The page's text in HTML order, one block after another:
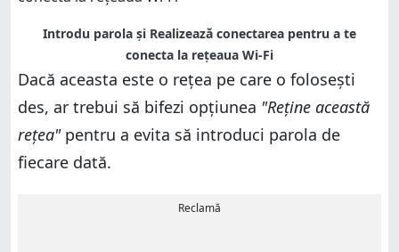
Introdu parola și Realizează conectarea pentru a te
conecta la rețeaua Wi-Fi
Dacă aceasta este o rețea pe care o folosești
des, ar trebui să bifezi opțiunea "Reține această
rețea"pentru a evita să introduci parola de
fiecare dată.
Reclamă